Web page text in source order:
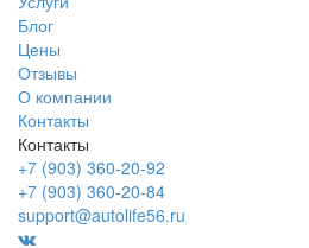
Блог
Цены
Отзывы
О компании
Контакты
Контакты
+7 (903) 360-20-92
+7 (903) 360-20-84
support@autolife56.ru